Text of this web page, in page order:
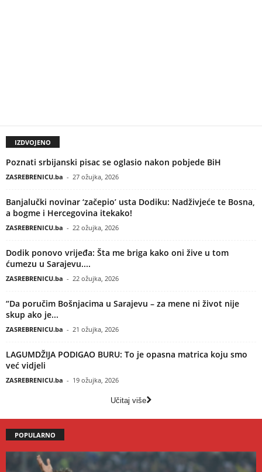
IZDVOJENO
Poznati srbijanski pisac se oglasio nakon pobjede BiH
ZASREBRENICU.ba - 27 ožujka, 2026
Banjalučki novinar ‘začepio’ usta Dodiku: Nadživjeće te Bosna,
a bogme i Hercegovina itekako!
ZASREBRENICU.ba - 22 ožujka, 2026
Dodik ponovo vrijeđa: Šta me briga kako oni žive u tom
ćumezu u Sarajevu....
ZASREBRENICU.ba - 22 ožujka, 2026
“Da poručim Bošnjacima u Sarajevu – za mene ni život nije
skup ako je...
ZASREBRENICU.ba - 21 ožujka, 2026
LAGUMDŽIJA PODIGAO BURU: To je opasna matrica koju smo
već vidjeli
ZASREBRENICU.ba - 19 ožujka, 2026
Učitaj više
POPULARNO